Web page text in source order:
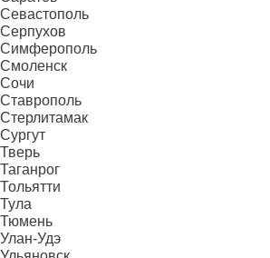
Севастополь
Серпухов
Симферополь
Смоленск
Сочи
Ставрополь
Стерлитамак
Сургут
Тверь
Таганрог
Тольятти
Тула
Тюмень
Улан-Удэ